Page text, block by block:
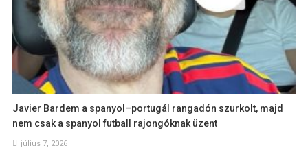
Javier Bardem a spanyol–portugál rangadón szurkolt, majd
nem csak a spanyol futball rajongóknak üzent
július 7, 2026